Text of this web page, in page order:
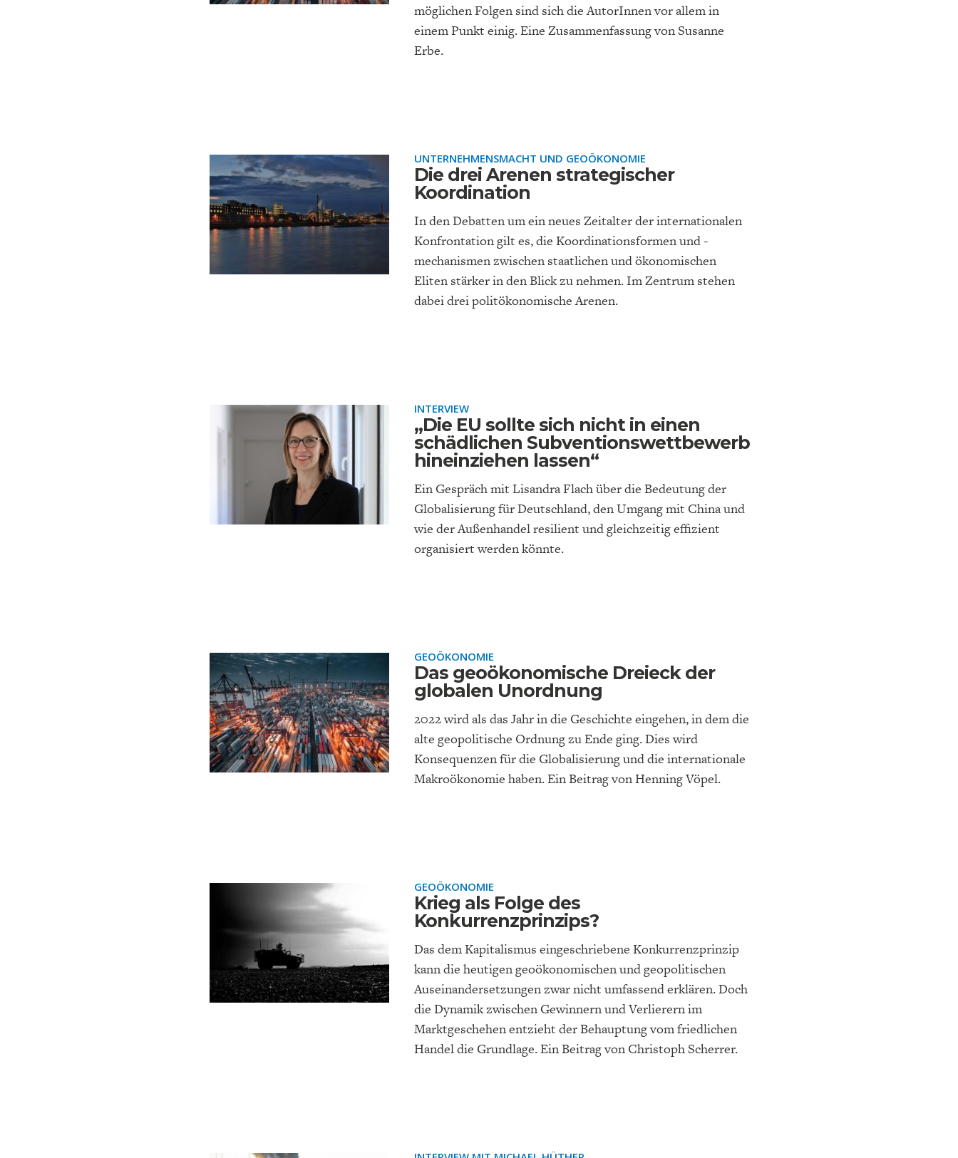
möglichen Folgen sind sich die AutorInnen vor allem in
einem Punkt einig. Eine Zusammenfassung von Susanne
Erbe.
UNTERNEHMENSMACHT UND GEOÖKONOMIE
Die drei Arenen strategischer
Koordination
In den Debatten um ein neues Zeitalter der internationalen
Konfrontation gilt es, die Koordinationsformen und -
mechanismen zwischen staatlichen und ökonomischen
Eliten stärker in den Blick zu nehmen. Im Zentrum stehen
dabei drei politökonomische Arenen.
INTERVIEW
„Die EU sollte sich nicht in einen
schädlichen Subventionswettbewerb
hineinziehen lassen“
Ein Gespräch mit Lisandra Flach über die Bedeutung der
Globalisierung für Deutschland, den Umgang mit China und
wie der Außenhandel resilient und gleichzeitig effizient
organisiert werden könnte.
GEOÖKONOMIE
Das geoökonomische Dreieck der
globalen Unordnung
2022 wird als das Jahr in die Geschichte eingehen, in dem die
alte geopolitische Ordnung zu Ende ging. Dies wird
Konsequenzen für die Globalisierung und die internationale
Makroökonomie haben. Ein Beitrag von Henning Vöpel.
GEOÖKONOMIE
Krieg als Folge des
Konkurrenzprinzips?
Das dem Kapitalismus eingeschriebene Konkurrenzprinzip
kann die heutigen geoökonomischen und geopolitischen
Auseinandersetzungen zwar nicht umfassend erklären. Doch
die Dynamik zwischen Gewinnern und Verlierern im
Marktgeschehen entzieht der Behauptung vom friedlichen
Handel die Grundlage. Ein Beitrag von Christoph Scherrer.